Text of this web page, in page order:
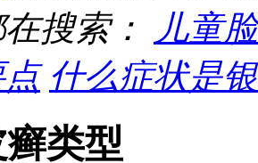
搜索：
儿童
什么症状是
类型